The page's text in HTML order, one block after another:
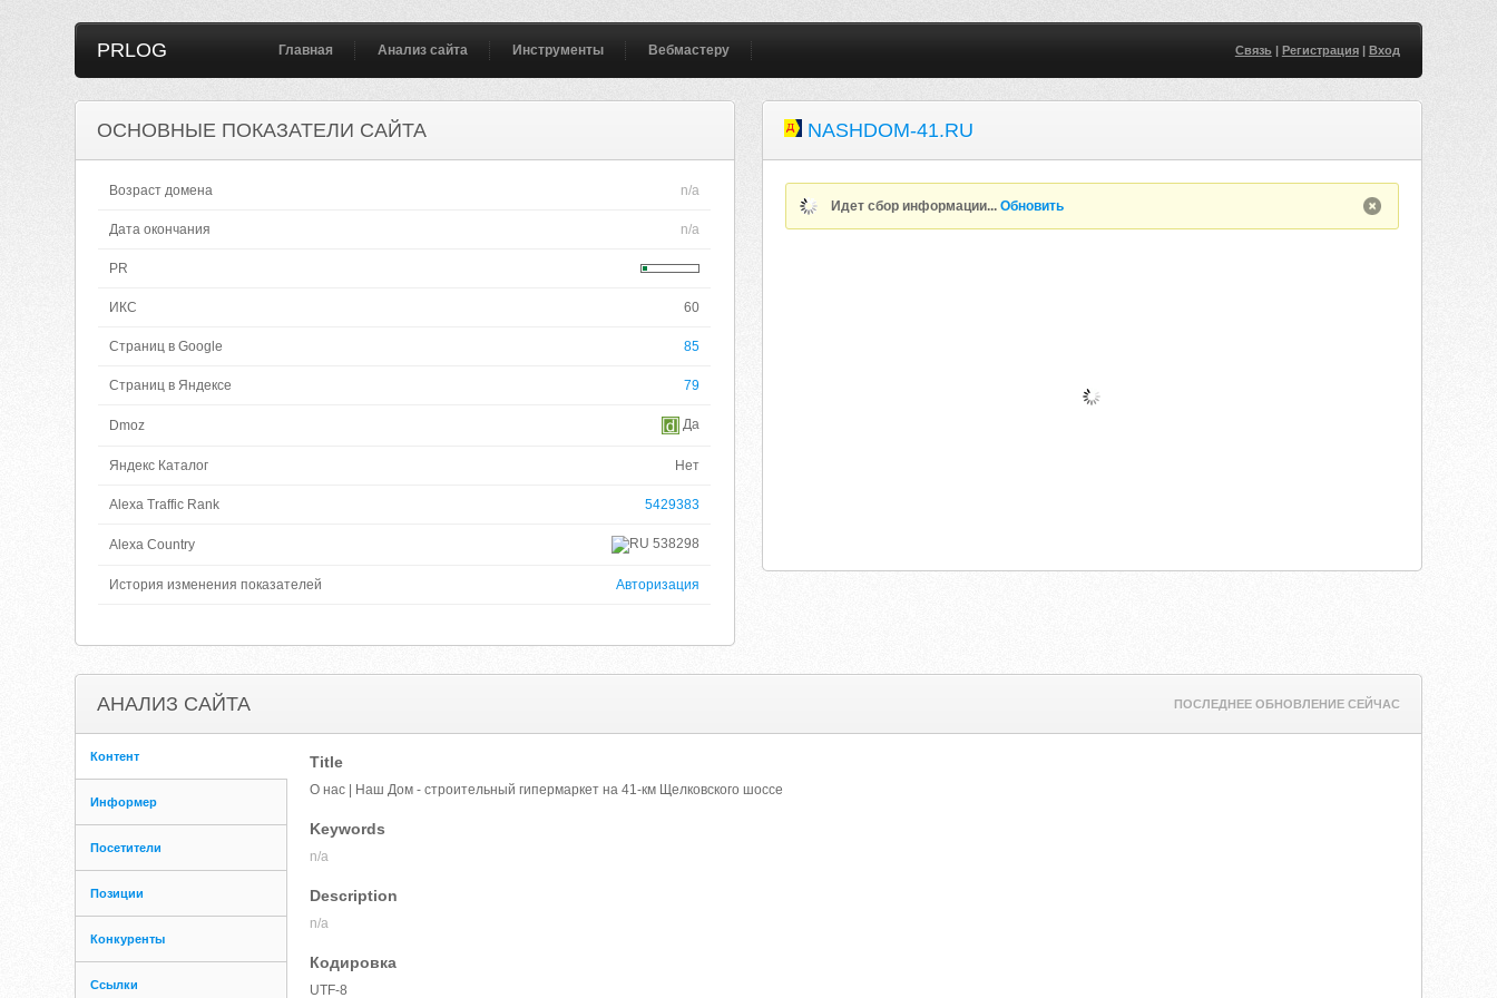
PRLOG Главная Анализ сайта Инструменты Вебмастеру Связь| Регистрация| Вход
ОСНОВНЫЕ ПОКАЗАТЕЛИ САЙТА
Возраст домена n/a
Дата окончания n/a
PR
ИКС 60
Страниц в Google 85
Страниц в Яндексе 79
Dmoz Да
Яндекс Каталог Нет
Alexa Traffic Rank 5429383
Alexa Country 538298
История изменения показателей Авторизация
NASHDOM-41.RU
Идет сбор информации...Обновить
АНАЛИЗ САЙТА ПОСЛЕДНЕЕ ОБНОВЛЕНИЕ СЕЙЧАС
Контент
Информер
Посетители
Позиции
Конкуренты
Ссылки
Title
О нас | Наш Дом - строительный гипермаркет на 41-км Щелковского шоссе
Keywords
n/a
Description
n/a
Кодировка
UTF-8